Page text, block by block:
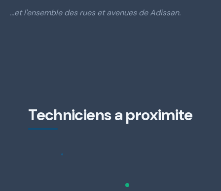
…et l'ensemble des rues et avenues de Adissan.
Techniciens a proximite